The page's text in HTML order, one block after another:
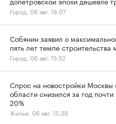
Город, 06 авг, 18:07
Собянин заявил о
пять лет темпе строительства
Город, 06 авг, 15:52
Спрос на новостройки Москвы
области снизился за год почти
20%
Жилье, 06 авг, 15:39